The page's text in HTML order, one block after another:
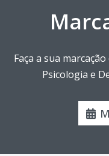
Faça a sua
Psicologia e